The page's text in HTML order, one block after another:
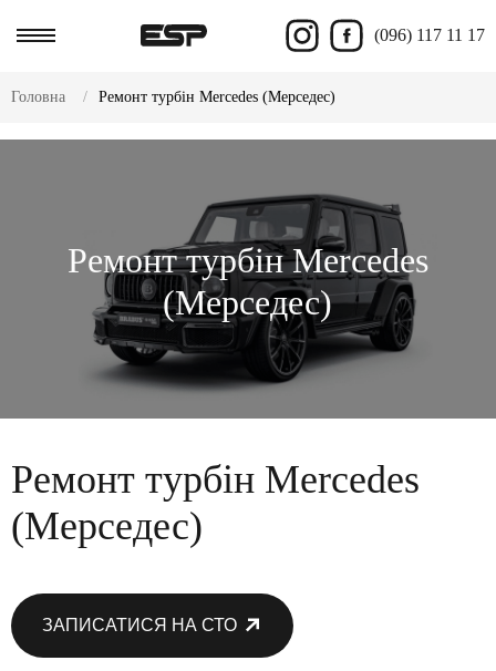
(096) 117 11 17
Головна Ремонт турбін Mercedes (Мерседес)
Ремонт турбін Mercedes
(Мерседес)
Ремонт турбін Mercedes
(Мерседес)
ЗАПИСАТИСЯ НА СТО